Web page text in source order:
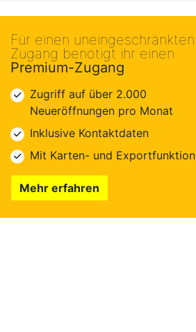
Für einen uneingeschränkten
Zugang benötigt ihr einen
Premium-Zugang
Zugriff auf über 2.000
Neueröffnungen pro Monat
Inklusive Kontaktdaten
Mit Karten- und Exportfunktion
Mehr erfahren